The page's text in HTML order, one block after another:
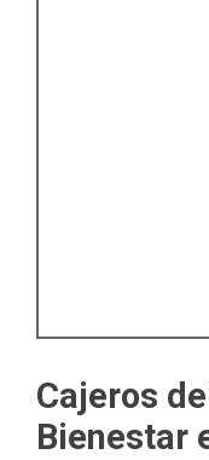
Cajeros
Bienestar